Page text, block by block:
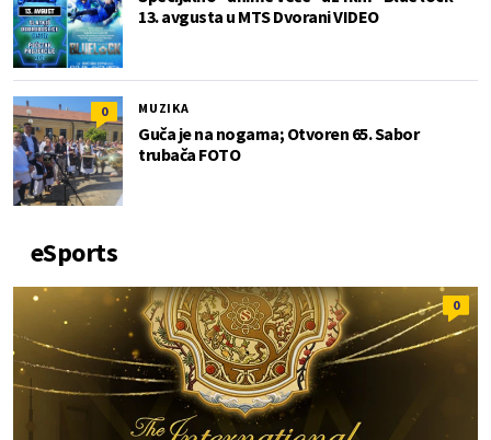
13. avgusta u MTS Dvorani VIDEO
0 MUZIKA
Guča je na nogama; Otvoren 65. Sabor
trubača FOTO
eSports
0